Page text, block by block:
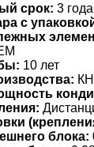
срок: 3 года
с
10 лет
блока: